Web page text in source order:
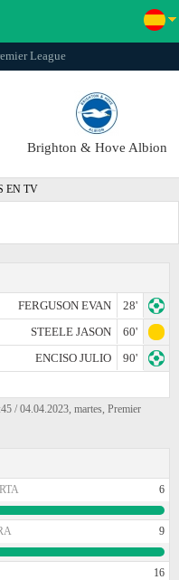
League
Brighton & Hove Albion
EN TV
FERGUSON EVAN
28'
STEELE JASON
60'
ENCISO JULIO
90'
/ 04.04.2023, martes, Premier
6
9
16